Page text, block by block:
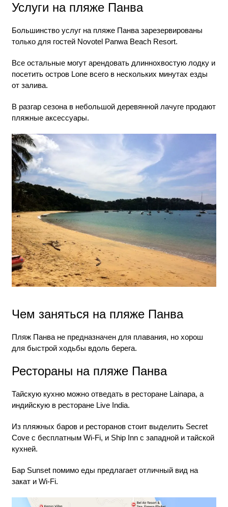
Услуги на пляже Панва
Большинство услуг на пляже Панва зарезервированы
только для гостей Novotel Panwa Beach Resort.
Все остальные могут арендовать длиннохвостую лодку и
посетить остров Lone всего в нескольких минутах езды
от залива.
В разгар сезона в небольшой деревянной лачуге продают
пляжные аксессуары.
Чем заняться на пляже Панва
Пляж Панва не предназначен для плавания, но хорош
для быстрой ходьбы вдоль берега.
Рестораны на пляже Панва
Тайскую кухню можно отведать в ресторане Lainapa, а
индийскую в ресторане Live India.
Из пляжных баров и ресторанов стоит выделить Secret
Cove с бесплатным Wi-Fi, и Ship Inn с западной и тайской
кухней.
Бар Sunset помимо еды предлагает отличный вид на
закат и Wi-Fi.